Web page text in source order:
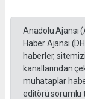
Anadolu Ajansı
Haber Ajansı
haberler,
kanallarından
muhataplar
editörü sorumlu